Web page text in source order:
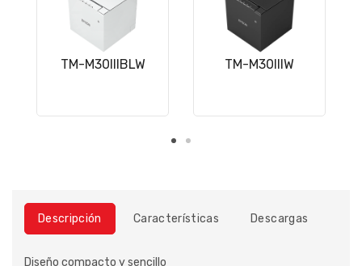
TM-M30IIIBLW TM-M30IIIW
Descripción Características Descargas
Diseño compacto y sencillo